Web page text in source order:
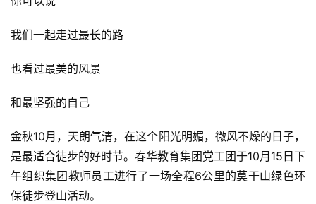
我们一起走过最长的路
也看过最美的风景
和最坚强的自己
金秋10月，天朗气清，在这个阳光明媚，微风不燥的日子，
是最适合徒步的好时节。春华教育集团党工团于10月15日下
午组织集团教师员工进行了一场全程6公里的莫干山绿色环
保徒步登山活动。